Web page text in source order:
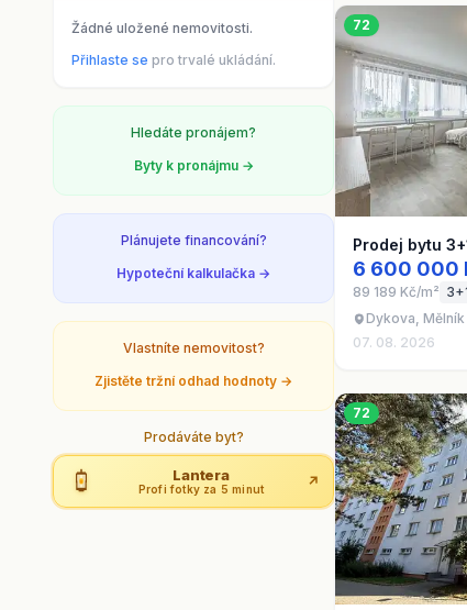
Žádné uložené nemovitosti.
Přihlaste se pro trvalé ukládání.
Hledáte pronájem?
Byty k pronájmu →
Plánujete financování?
Hypoteční kalkulačka →
Vlastníte nemovitost?
Zjistěte tržní odhad hodnoty →
Prodáváte byt?
Lantera
Profi fotky za 5 minut ↗
72
Prodej bytu
6 600 000
89 189 Kč/m²
Dykova, Mělník
07. 08. 2026
72